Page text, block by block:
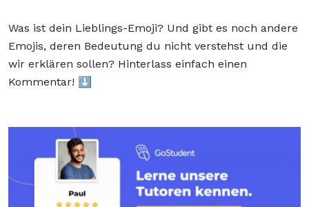
Was ist dein Lieblings-Emoji? Und gibt es noch andere
Emojis, deren Bedeutung du nicht verstehst und die
wir erklären sollen? Hinterlass einfach einen
Kommentar! ⬇️